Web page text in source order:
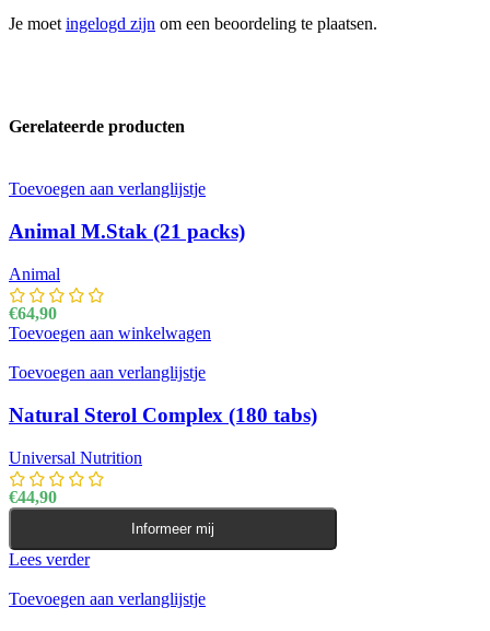
Je moet ingelogd zijn om een beoordeling te plaatsen.
Gerelateerde producten
Toevoegen aan verlanglijstje
Animal M.Stak (21 packs)
Animal
€64,90
Toevoegen aan winkelwagen
Toevoegen aan verlanglijstje
Natural Sterol Complex (180 tabs)
Universal Nutrition
€44,90
Informeer mij
Lees verder
Toevoegen aan verlanglijstje